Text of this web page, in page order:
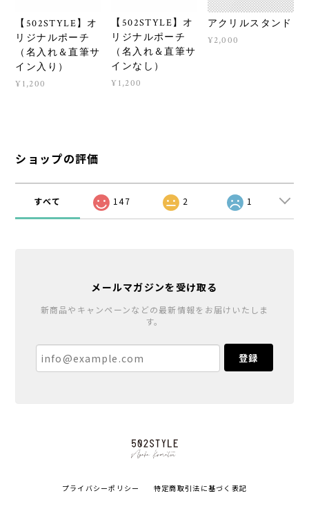
【502STYLE】オ
リジナルポーチ
（名入れ＆直筆サ
イン入り）
¥1,200
【502STYLE】オ
リジナルポーチ
（名入れ＆直筆サ
インなし）
¥1,200
アクリルスタンド
¥2,000
ショップの評価
すべて 147 2 1
メールマガジンを受け取る
新商品やキャンペーンなどの最新情報をお届けいたしま
す。
登録
プライバシーポリシー 特定商取引法に基づく表記